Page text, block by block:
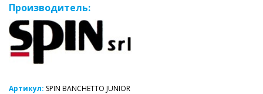
Производитель:
Артикул: SPIN BANCHETTO JUNIOR